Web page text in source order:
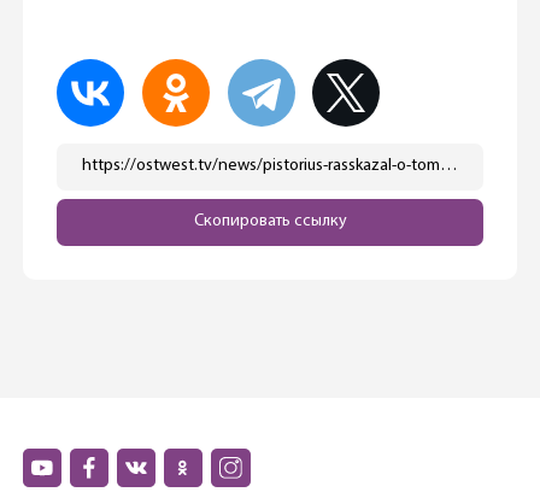
https://ostwest.tv/news/pistorius-rasskazal-o-tom-kak-planiruet-uvelichit-chislennost-bundesvera/
Скопировать ссылку